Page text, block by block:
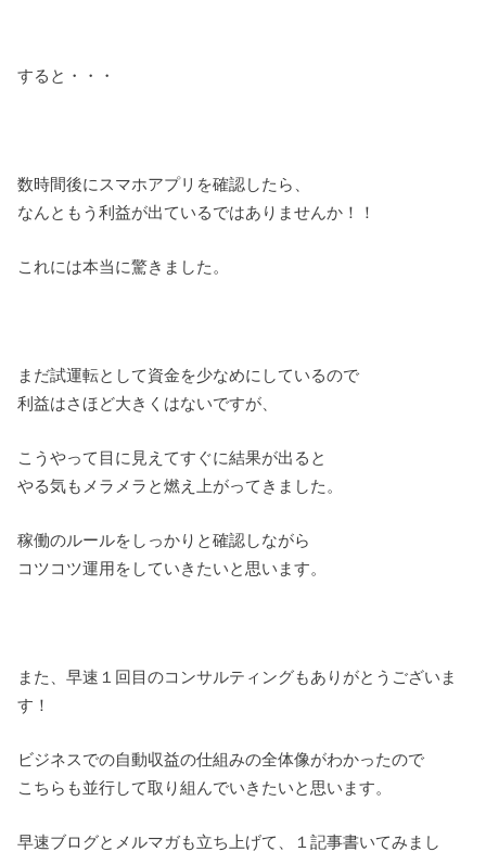
すると・・・
数時間後にスマホアプリを確認したら、
なんともう利益が出ているではありませんか！！
これには本当に驚きました。
まだ試運転として資金を少なめにしているので
利益はさほど大きくはないですが、
こうやって目に見えてすぐに結果が出ると
やる気もメラメラと燃え上がってきました。
稼働のルールをしっかりと確認しながら
コツコツ運用をしていきたいと思います。
また、早速１回目のコンサルティングもありがとうございま
す！
ビジネスでの自動収益の仕組みの全体像がわかったので
こちらも並行して取り組んでいきたいと思います。
早速ブログとメルマガも立ち上げて、１記事書いてみまし